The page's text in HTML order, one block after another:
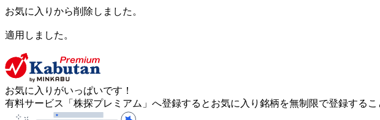
お気に入りから削除しました。
適用しました。
お気に入りがいっぱいです！
有料サービス「株探プレミアム」へ登録するとお気に入り銘柄を無制限で登録する